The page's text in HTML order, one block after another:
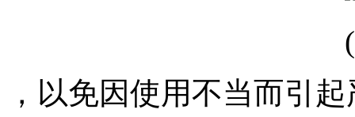
，以免因使用不当而引